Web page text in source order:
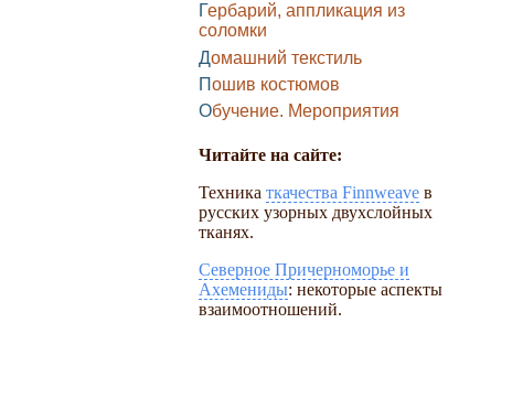
Гербарий, аппликация из
соломки
Домашний текстиль
Пошив костюмов
Обучение. Мероприятия
Читайте на сайте:
Техника ткачества Finnweave в
русских узорных двухслойных
тканях.
Северное Причерноморье и
Ахемениды: некоторые аспекты
взаимоотношений.